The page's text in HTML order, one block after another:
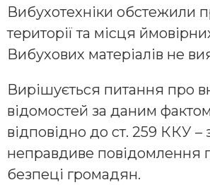
Вибухотехніки обстежили
території та місця
Вибухових матеріалів не
Вирішується питання про
відомостей за даним
відповідно до ст. 259 ККУ –
неправдиве повідомлення
безпеці громадян.